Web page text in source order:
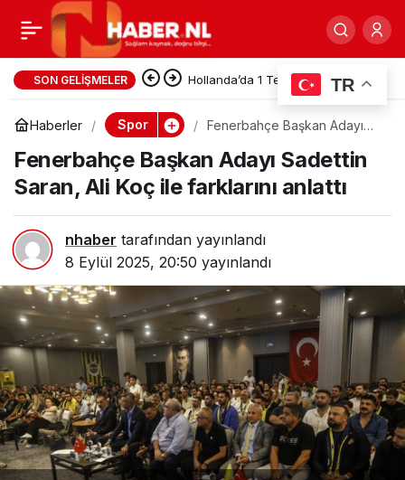
SON GELIŞMELER
Hollanda’da 1 Temmuz 2026’dan
İtibaren Adalet ve Güvenlik
Alanında Yeni Düzenlemeler
Yürürlüğe Girdi
Haberler Spor
Fenerbahçe Başkan Adayı
farklarını anlattı
Fenerbahçe Başkan Adayı Sadettin
Saran, Ali Koç ile farklarını anlattı
nhaber tarafından yayınlandı
8 Eylül 2025, 20:50 yayınlandı
Milliler, Konya’da bir
yenildi, pir yenildi:
İspanya 6, Türkiye 0
0 Paylaş
TR